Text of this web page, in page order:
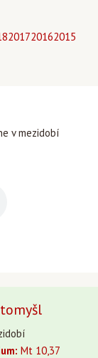
201720162015
v mezidobí
Mt 10,37